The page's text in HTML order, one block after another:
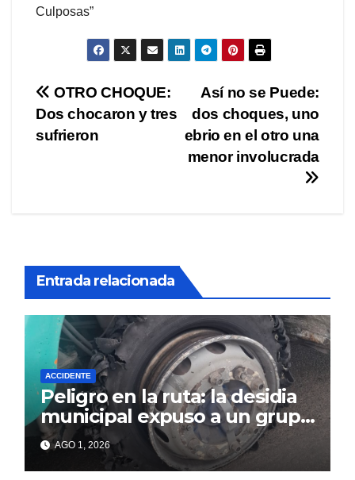
Culposas”
Navegación
de
Así no se Puede:
dos choques, uno
ebrio en el otro una
menor involucrada
OTRO CHOQUE:
Dos chocaron y tres
sufrieron
Entrada relacionada
ACCIDENTE
Peligro en la ruta: la desidia
municipal expuso a un grupo
de berissenses
AGO 1, 2026